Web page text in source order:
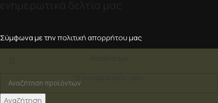
Σύμφωνα με τηνπολιτική απορρήτουμας
Αναζήτηση